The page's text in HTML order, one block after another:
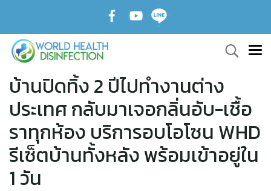
บ้านปิดทิ้ง 2 ปีไปทำงานต่าง
ประเทศ กลับมาเจอกลิ่นอับ-เชื้อ
ราทุกห้อง บริการอบโอโซน WHD
รีเซ็ตบ้านทั้งหลัง พร้อมเข้าอยู่ใน
1 วัน